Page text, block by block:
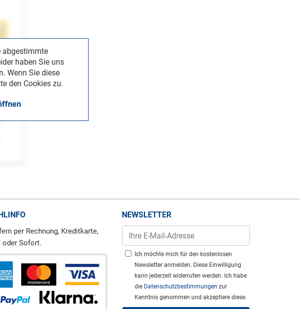
abgestimmte
haben Sie uns
Wenn Sie diese
den Cookies zu.
per Rechnung, Kreditkarte,
oder Sofort.
NEWSLETTER
Ich möchte mich für den kostenlosen
Newsletter anmelden. Diese Einwilligung
kann jederzeit widerrufen werden. Ich habe
die Datenschutzbestimmungen zur
Kenntnis genommen und akzeptiere diese.